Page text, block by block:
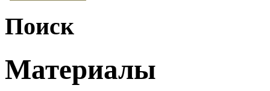
Поиск
Материалы